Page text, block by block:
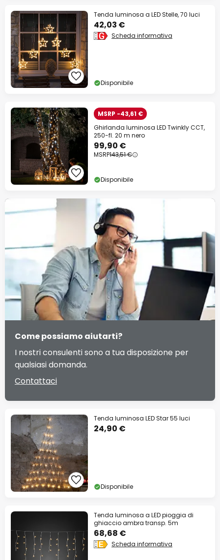
Tenda luminosa a LED Stelle, 70 luci
42,03 €
Scheda informativa
Disponibile
MSRP -43,61 €
Ghirlanda luminosa LED Twinkly CCT,
250-fl. 20 m nero
99,90 €
MSRP143,51 €
Disponibile
Come possiamo aiutarti?
I nostri consulenti sono a tua disposizione per
qualsiasi domanda.
Contattaci
Tenda luminosa LED Star 55 luci
24,90 €
Disponibile
Tenda luminosa a LED pioggia di
ghiaccio ambra transp. 5m
68,68 €
Scheda informativa